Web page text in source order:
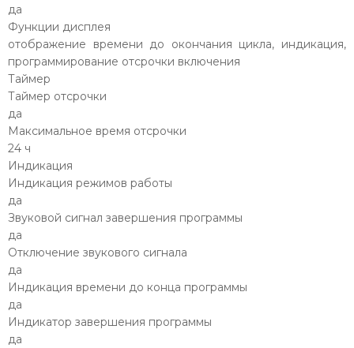
да
Функции дисплея
отображение времени до окончания цикла, индикация,
программирование отсрочки включения
Таймер
Таймер отсрочки
да
Максимальное время отсрочки
24 ч
Индикация
Индикация режимов работы
да
Звуковой сигнал завершения программы
да
Отключение звукового сигнала
да
Индикация времени до конца программы
да
Индикатор завершения программы
да